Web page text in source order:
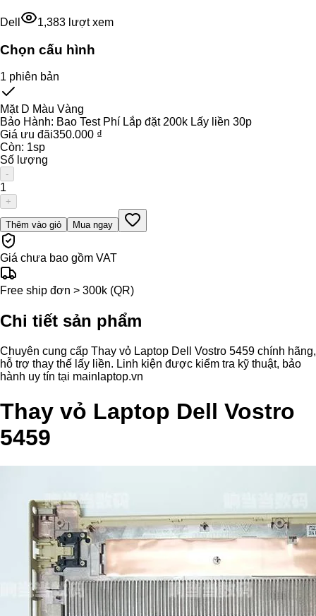
Dell 1,383 lượt xem
Chọn cấu hình
1 phiên bản
Mặt D Màu Vàng
Bảo Hành: Bao Test Phí Lắp đặt 200k Lấy liền 30p
Giá ưu đãi350.000 ₫
Còn: 1sp
Số lượng
-
1
+
Thêm vào giỏ Mua ngay
Giá chưa bao gồm VAT
Free ship đơn > 300k (QR)
Chi tiết sản phẩm
Chuyên cung cấp Thay vỏ Laptop Dell Vostro 5459 chính hãng,
hỗ trợ thay thế lấy liền. Linh kiện được kiểm tra kỹ thuật, bảo
hành uy tín tại mainlaptop.vn
Thay vỏ Laptop Dell Vostro
5459